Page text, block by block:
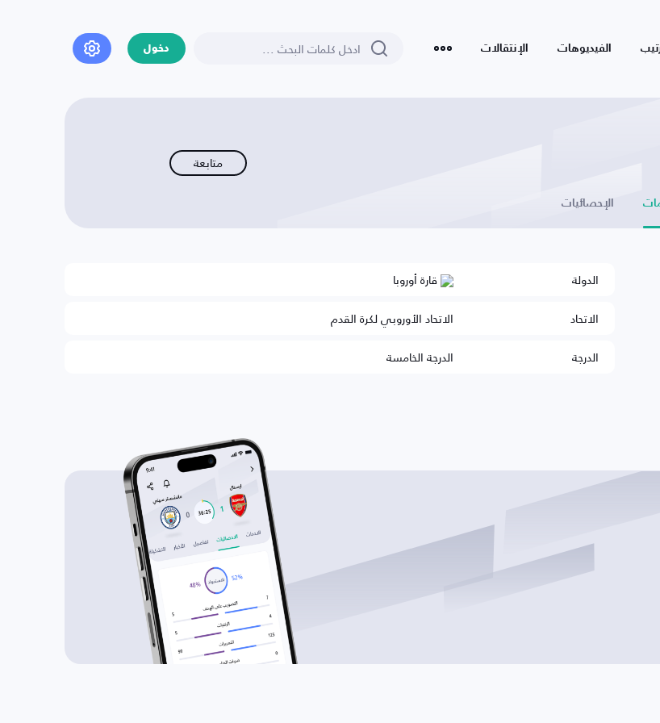
الفيديوهات الإنتقالات دخول
متابعة
الإحصائيات
الدولة
قارة أوروبا
الاتحاد
الاتحاد الأوروبي لكرة القدم
الدرجة
الدرجة الخامسة